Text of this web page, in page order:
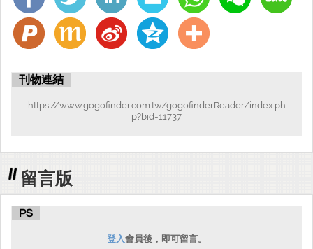
刊物連結
https://www.gogofinder.com.tw/gogofinderReader/index.ph
p?bid=11737
留言版
PS
登入會員後，即可留言。